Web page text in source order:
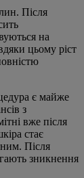
Після
на
цьому ріст
є майже
з
вже після
стає
Після
зникнення